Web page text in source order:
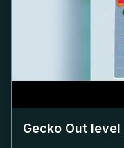
Gecko Out level